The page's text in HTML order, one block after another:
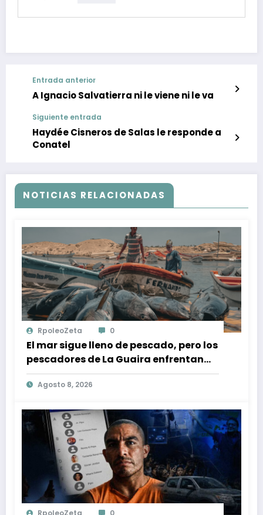
Entrada anterior
A Ignacio Salvatierra ni le viene ni le va
Siguiente entrada
Haydée Cisneros de Salas le responde a
Conatel
NOTICIAS RELACIONADAS
RpoleoZeta 0
El mar sigue lleno de pescado, pero los
pescadores de La Guaira enfrentan
crisis económica tras los terremotos
Agosto 8, 2026